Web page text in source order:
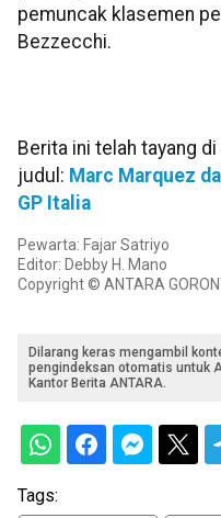
pemuncak klasemen
Bezzecchi.
Berita ini telah tayang
judul: Marc Marquez
GP Italia
Pewarta: Fajar Satriyo
Editor: Debby H. Mano
Copyright © ANTARA
Dilarang keras mengambil
pengindeksan otomatis untuk
Kantor Berita ANTARA.
Tags: